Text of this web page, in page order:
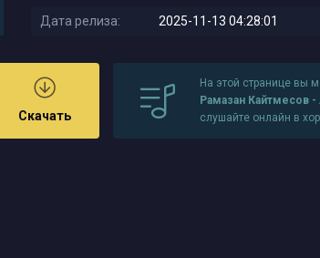
Дата релиза:
2025-11-13 04:28:01
Скачать
На этой странице вы
Рамазан Кайтмесов
слушайте онлайн в